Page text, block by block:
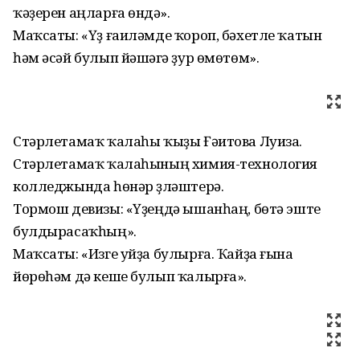
ҡәҙерен аңларға өндәү».
Маҡсаты: «Үҙ ғаиләмде ҡороп, бәхетле ҡатын
һәм әсәй булып йәшәүгә ҙур өмөтөм».
Стәрлетамаҡ ҡалаһы ҡыҙы Ғәитова Луиза.
Стәрлетамаҡ ҡалаһының химия-технология
колледжында һөнәр үҙләштерә.
Тормош девизы: «Үҙеңдә ышанһаң, бөтә эште
булдырасаҡһың».
Маҡсаты: «Изге уйҙа булырға. Ҡайҙа ғына
йөрөһәм дә кеше булып ҡалырға».